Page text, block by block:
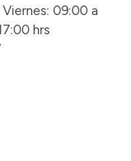
09:00 a
hrs